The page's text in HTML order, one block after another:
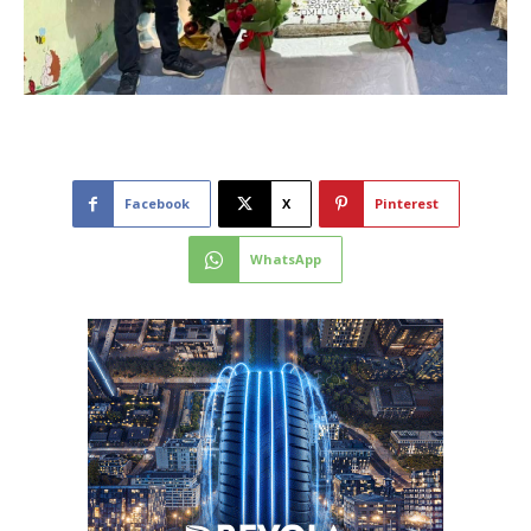
Facebook X Pinterest
WhatsApp